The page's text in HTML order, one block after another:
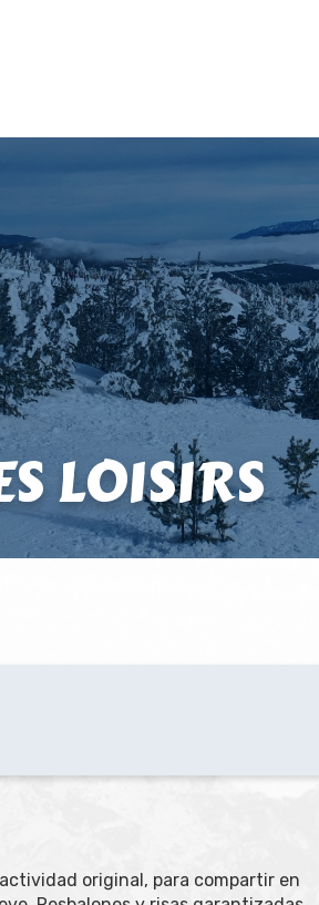
LOISIRS
original, para compartir en